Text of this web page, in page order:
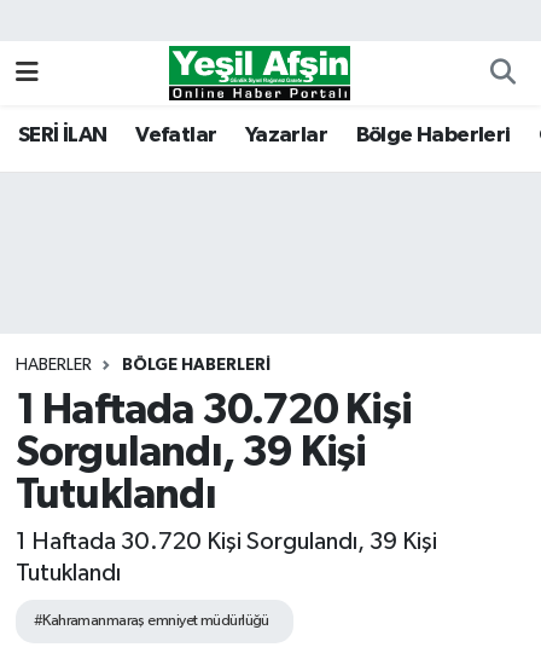
SERİ İLAN Vefatlar Yazarlar Bölge Haberleri
HABERLER BÖLGE HABERLERI
1 Haftada 30.720 Kişi
Sorgulandı, 39 Kişi
Tutuklandı
1 Haftada 30.720 Kişi Sorgulandı, 39 Kişi
Tutuklandı
#Kahramanmaraş emniyet müdürlüğü
Kahramanmaraş Nöbetçi Eczaneler
Tüm Manşetler
Son Dakika Haberleri